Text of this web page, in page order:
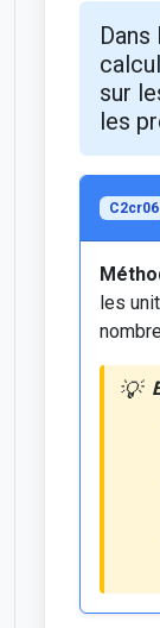
sur
les
C2cr06
les